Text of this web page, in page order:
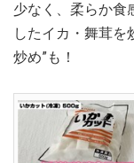
少なく、柔らか食
したイカ・舞茸を
炒め”も！